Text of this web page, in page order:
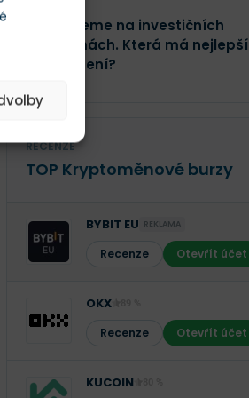
Investujeme na investičních
platformách. Která má nejlepší
zhodnocení?
RECENZE
TOP Kryptoměnové burzy
BYBIT EU REKLAMA
Recenze Otevřít účet
OKX
Recenze Otevřít účet
KUCOIN